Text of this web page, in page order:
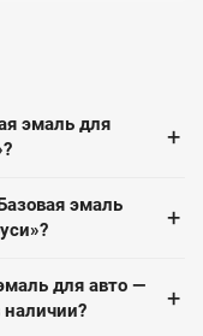
эмаль для
+
эмаль
+
для авто —
наличии?
+